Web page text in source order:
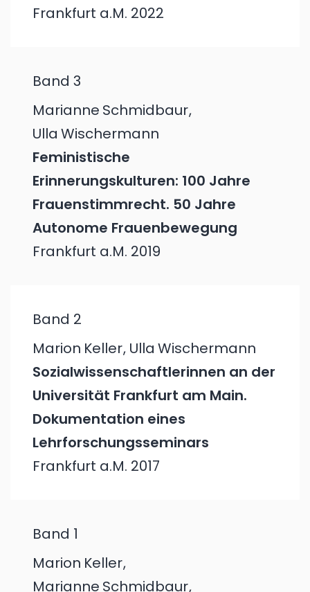
Frankfurt a.M. 2022
Band 3
Marianne Schmidbaur,
Ulla Wischermann
Feministische
Erinnerungskulturen: 100 Jahre
Frauenstimmrecht. 50 Jahre
Autonome Frauenbewegung
Frankfurt a.M. 2019
Band 2
Marion Keller, Ulla Wischermann
Sozialwissenschaftlerinnen an der
Universität Frankfurt am Main.
Dokumentation eines
Lehrforschungsseminars
Frankfurt a.M. 2017
Band 1
Marion Keller,
Marianne Schmidbaur,